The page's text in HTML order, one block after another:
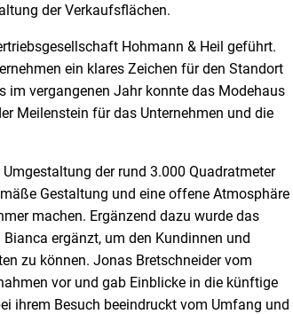
der Verkaufsflächen.
Hohmann & Heil geführt.
ein klares Zeichen für den Standort
im vergangenen Jahr konnte das Modehaus
Meilenstein für das Unternehmen und die
der rund 3.000 Quadratmeter
Gestaltung und eine offene Atmosphäre
machen. Ergänzend dazu wurde das
ergänzt, um den Kundinnen und
zu können. Jonas Bretschneider vom
vor und gab Einblicke in die künftige
ihrem Besuch beeindruckt vom Umfang und